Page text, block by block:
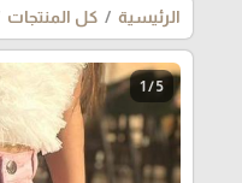
الرئيسية كل المنتجات
1 / 5